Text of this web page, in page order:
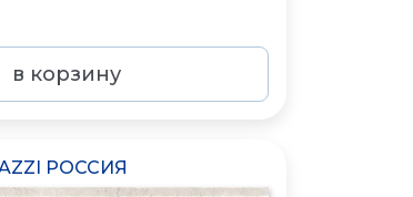
в корзину
РОССИЯ